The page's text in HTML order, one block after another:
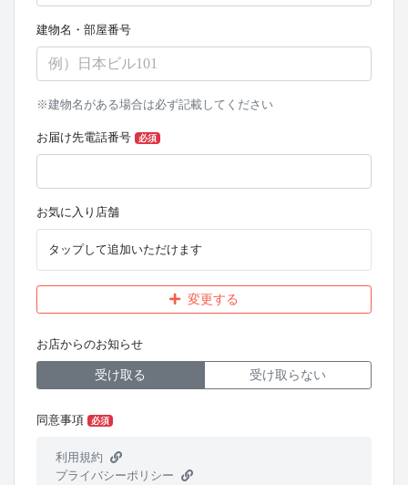
建物名・部屋番号
※建物名がある場合は必ず記載してください
お届け先電話番号 必須
お気に入り店舗
タップして追加いただけます
変更する
お店からのお知らせ
受け取る 受け取らない
同意事項 必須
利用規約
プライバシーポリシー